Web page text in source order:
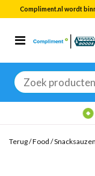
Compliment.nl wordt
Zoeken
naar:
Terug/Food /Snacksauzen